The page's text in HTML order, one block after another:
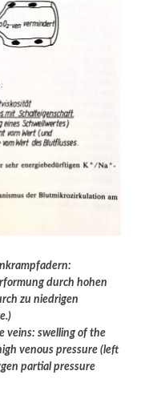
durch hohen
zu niedrigen
veins: swelling of the
venous pressure (left
partial pressure